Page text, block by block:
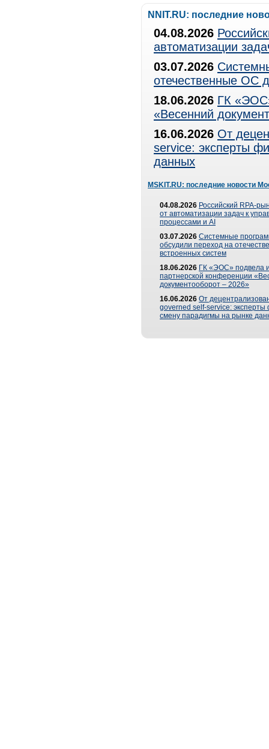
NNIT.RU: последние
04.08.2026
автоматизации
03.07.2026
отечественные ОС
18.06.2026 ГК
«Весенний
16.06.2026 От
service: эксперты
данных
MSKIT.RU: последние новости
04.08.2026 Российский RPA-
от автоматизации задач к
процессами и AI
03.07.2026 Системные
обсудили переход на
встроенных систем
18.06.2026 ГК «ЭОС» подвела
партнерской конференции
документооборот – 2026»
16.06.2026 От
governed self-service: эксперты
смену парадигмы на рынке